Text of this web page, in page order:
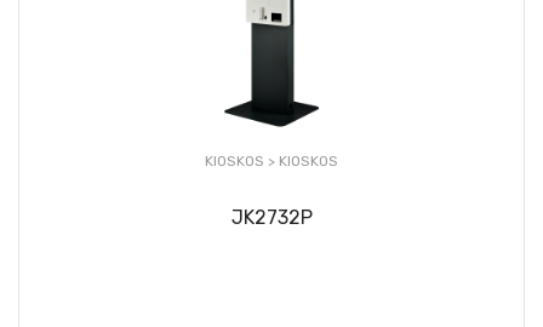
KIOSKOS > KIOSKOS
JK2732P